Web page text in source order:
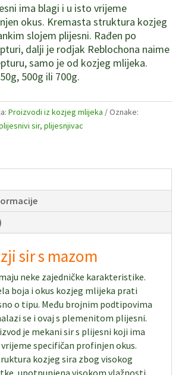
ima blagi i u isto vrijeme
okus. Kremasta struktura kozjeg
slojem plijesni. Rađen po
dalji je rodjak Reblochona naime
samo je od kozjeg mlijeka.
500g ili 700g.
Proizvodi iz kozjeg mlijeka
Oznake:
sir,plijesnjivac
sir s mazom
neke zajedničke karakteristike.
boja i okus kozjeg mlijeka prati
o tipu. Među brojnim podtipovima
se i ovaj s plemenitom plijesni.
je mekani sir s plijesni koji ima
specifičan profinjen okus.
kozjeg sira zbog visokog
upotpunjena visokom vlažnosti